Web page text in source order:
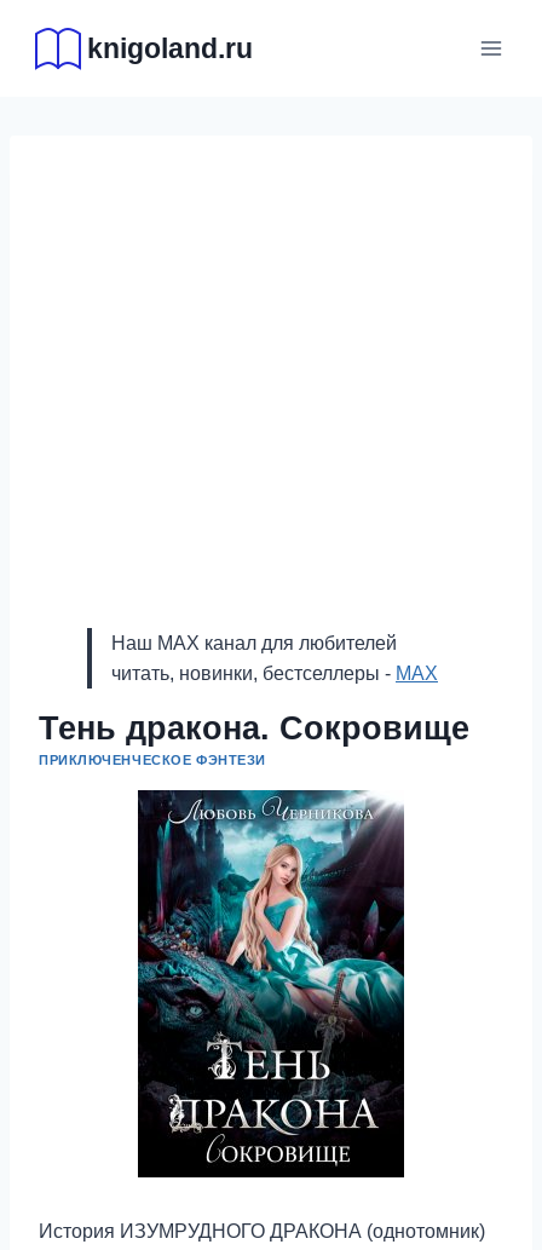
содержимому
knigoland.ru
Наш MAX канал для любителей
читать, новинки, бестселлеры - MAX
Тень дракона. Сокровище
ПРИКЛЮЧЕНЧЕСКОЕ ФЭНТЕЗИ
История ИЗУМРУДНОГО ДРАКОНА (однотомник)